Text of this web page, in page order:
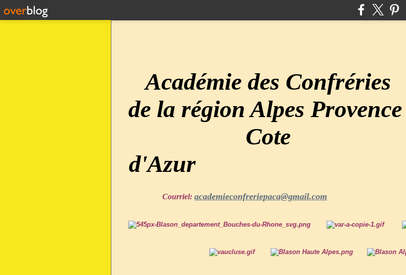
Académie des Confréries
de la région Alpes Provence
Cote
d'Azur
Courriel: academieconfreriepaca@gmail.com